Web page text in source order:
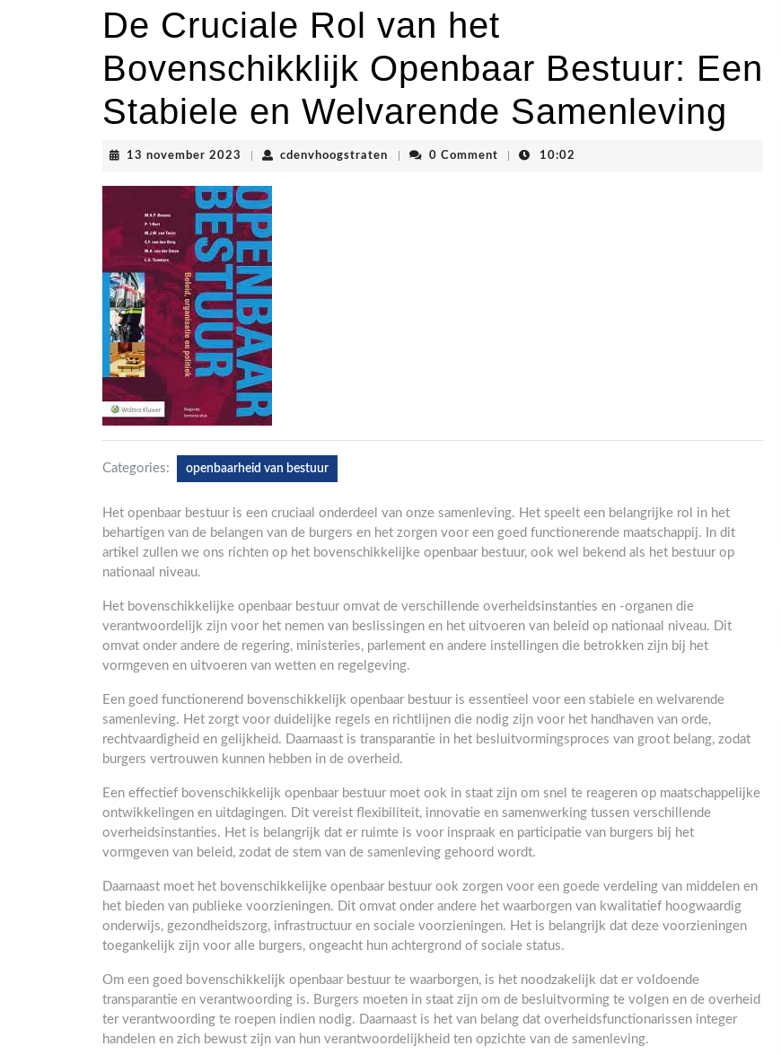
De Cruciale Rol van het
Bovenschikklijk Openbaar Bestuur: Een
Stabiele en Welvarende Samenleving
13 november 2023 13
2023
cdenvhoogstraten cdenvhoogstraten
0 Comment 10:02
Categories: openbaarheid van bestuur
Het openbaar bestuur is een cruciaal onderdeel van onze samenleving. Het speelt een belangrijke rol in het
behartigen van de belangen van de burgers en het zorgen voor een goed functionerende maatschappij. In dit
artikel zullen we ons richten op het bovenschikkelijke openbaar bestuur, ook wel bekend als het bestuur op
nationaal niveau.
Het bovenschikkelijke openbaar bestuur omvat de verschillende overheidsinstanties en -organen die
verantwoordelijk zijn voor het nemen van beslissingen en het uitvoeren van beleid op nationaal niveau. Dit
omvat onder andere de regering, ministeries, parlement en andere instellingen die betrokken zijn bij het
vormgeven en uitvoeren van wetten en regelgeving.
Een goed functionerend bovenschikkelijk openbaar bestuur is essentieel voor een stabiele en welvarende
samenleving. Het zorgt voor duidelijke regels en richtlijnen die nodig zijn voor het handhaven van orde,
rechtvaardigheid en gelijkheid. Daarnaast is transparantie in het besluitvormingsproces van groot belang, zodat
burgers vertrouwen kunnen hebben in de overheid.
Een effectief bovenschikkelijk openbaar bestuur moet ook in staat zijn om snel te reageren op maatschappelijke
ontwikkelingen en uitdagingen. Dit vereist flexibiliteit, innovatie en samenwerking tussen verschillende
overheidsinstanties. Het is belangrijk dat er ruimte is voor inspraak en participatie van burgers bij het
vormgeven van beleid, zodat de stem van de samenleving gehoord wordt.
Daarnaast moet het bovenschikkelijke openbaar bestuur ook zorgen voor een goede verdeling van middelen en
het bieden van publieke voorzieningen. Dit omvat onder andere het waarborgen van kwalitatief hoogwaardig
onderwijs, gezondheidszorg, infrastructuur en sociale voorzieningen. Het is belangrijk dat deze voorzieningen
toegankelijk zijn voor alle burgers, ongeacht hun achtergrond of sociale status.
Om een goed bovenschikkelijk openbaar bestuur te waarborgen, is het noodzakelijk dat er voldoende
transparantie en verantwoording is. Burgers moeten in staat zijn om de besluitvorming te volgen en de overheid
ter verantwoording te roepen indien nodig. Daarnaast is het van belang dat overheidsfunctionarissen integer
handelen en zich bewust zijn van hun verantwoordelijkheid ten opzichte van de samenleving.